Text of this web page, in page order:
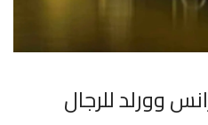
وورلد للرجال